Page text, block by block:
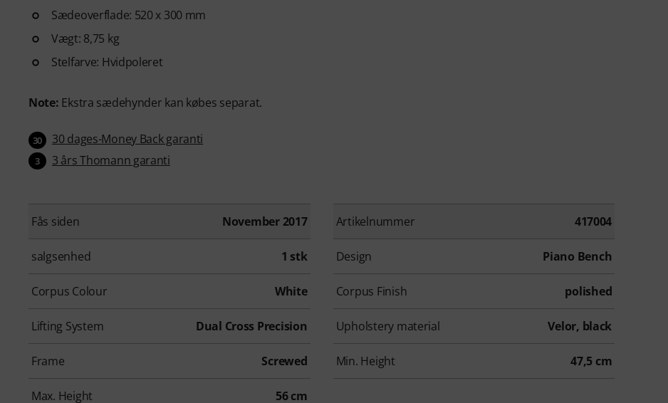
Sædeoverflade: 520 x 300 mm
Vægt: 8,75 kg
Stelfarve: Hvidpoleret
Note: Ekstra sædehynder kan købes separat.
30 30 dages-Money Back garanti
3 3 års Thomann garanti
Fås siden November 2017 Artikelnummer 417004
salgsenhed 1 stk Design Piano Bench
Corpus Colour White Corpus Finish polished
Lifting System Dual Cross Precision Upholstery material Velor, black
Frame Screwed Min. Height 47,5 cm
Max. Height 56 cm